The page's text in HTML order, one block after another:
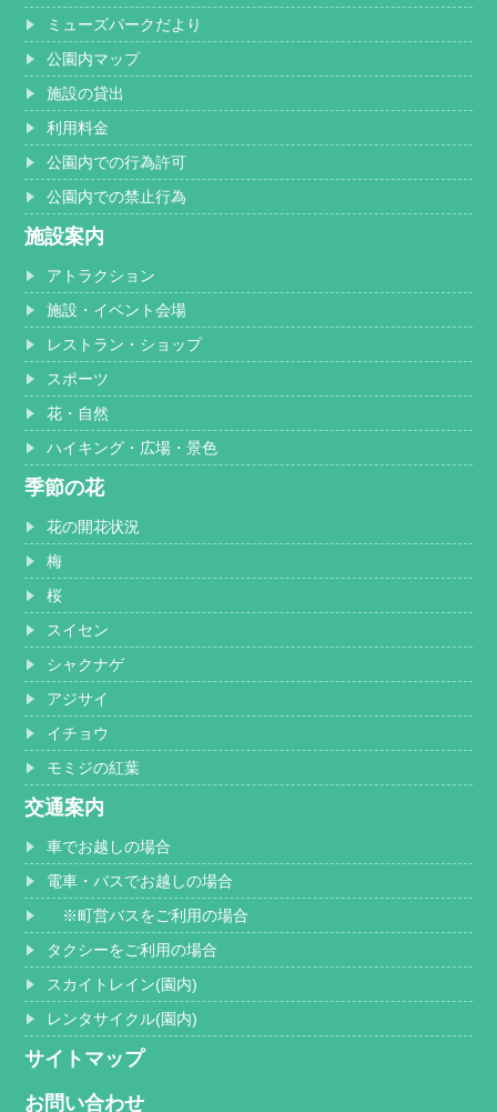
ミューズパークだより
公園内マップ
施設の貸出
利用料金
公園内での行為許可
公園内での禁止行為
施設案内
アトラクション
施設・イベント会場
レストラン・ショップ
スポーツ
花・自然
ハイキング・広場・景色
季節の花
花の開花状況
梅
桜
スイセン
シャクナゲ
アジサイ
イチョウ
モミジの紅葉
交通案内
車でお越しの場合
電車・バスでお越しの場合
※町営バスをご利用の場合
タクシーをご利用の場合
スカイトレイン(園内)
レンタサイクル(園内)
サイトマップ
お問い合わせ